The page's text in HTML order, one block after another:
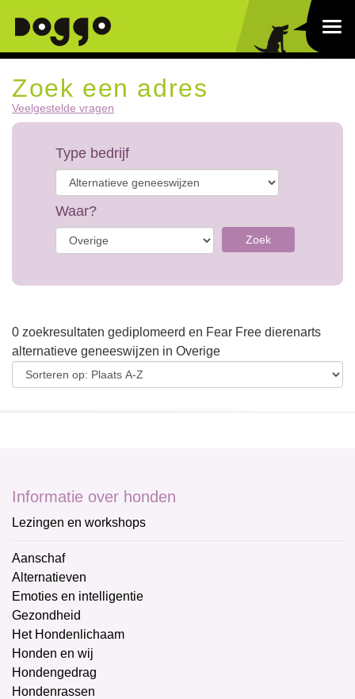
Zoek een adres
Veelgestelde vragen
Type bedrijf
Waar?
Zoek
0 zoekresultaten gediplomeerd en Fear Free dierenarts
alternatieve geneeswijzen in Overige
Informatie over honden
Lezingen en workshops
Aanschaf
Alternatieven
Emoties en intelligentie
Gezondheid
Het Hondenlichaam
Honden en wij
Hondengedrag
Hondenrassen